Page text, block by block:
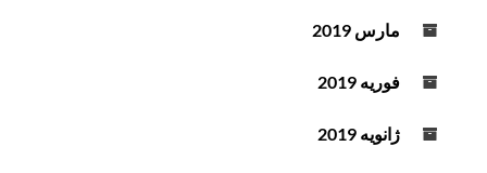
مارس 2019
فوریه 2019
ژانویه 2019